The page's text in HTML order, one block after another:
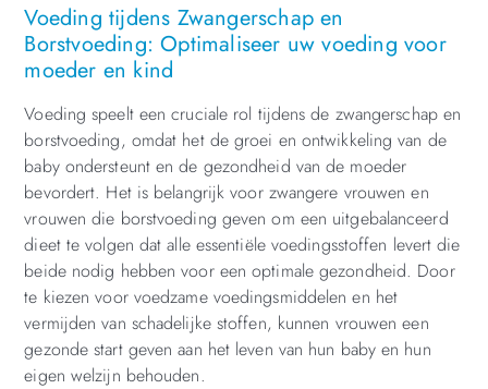
Voeding tijdens Zwangerschap en
Borstvoeding: Optimaliseer uw voeding voor
moeder en kind
Voeding speelt een cruciale rol tijdens de zwangerschap en
borstvoeding, omdat het de groei en ontwikkeling van de
baby ondersteunt en de gezondheid van de moeder
bevordert. Het is belangrijk voor zwangere vrouwen en
vrouwen die borstvoeding geven om een uitgebalanceerd
dieet te volgen dat alle essentiële voedingsstoffen levert die
beide nodig hebben voor een optimale gezondheid. Door
te kiezen voor voedzame voedingsmiddelen en het
vermijden van schadelijke stoffen, kunnen vrouwen een
gezonde start geven aan het leven van hun baby en hun
eigen welzijn behouden.